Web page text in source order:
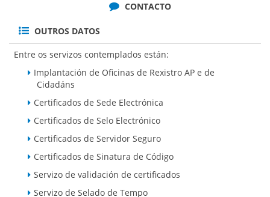
CONTACTO
OUTROS DATOS
Entre os servizos contemplados están:
Implantación de Oficinas de Rexistro AP e de
Cidadáns
Certificados de Sede Electrónica
Certificados de Selo Electrónico
Certificados de Servidor Seguro
Certificados de Sinatura de Código
Servizo de validación de certificados
Servizo de Selado de Tempo